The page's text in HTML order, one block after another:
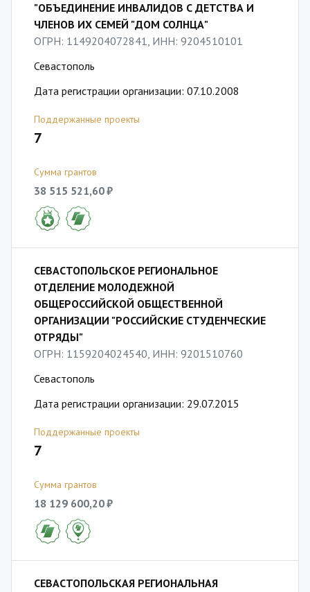
"ОБЪЕДИНЕНИЕ ИНВАЛИДОВ С ДЕТСТВА И
ЧЛЕНОВ ИХ СЕМЕЙ "ДОМ СОЛНЦА"
ОГРН: 1149204072841, ИНН: 9204510101
Севастополь
Дата регистрации организации: 07.10.2008
Поддержанные проекты
7
Сумма грантов
38 515 521,60 ₽
СЕВАСТОПОЛЬСКОЕ РЕГИОНАЛЬНОЕ
ОТДЕЛЕНИЕ МОЛОДЕЖНОЙ
ОБЩЕРОССИЙСКОЙ ОБЩЕСТВЕННОЙ
ОРГАНИЗАЦИИ "РОССИЙСКИЕ СТУДЕНЧЕСКИЕ
ОТРЯДЫ"
ОГРН: 1159204024540, ИНН: 9201510760
Севастополь
Дата регистрации организации: 29.07.2015
Поддержанные проекты
7
Сумма грантов
18 129 600,20 ₽
СЕВАСТОПОЛЬСКАЯ РЕГИОНАЛЬНАЯ